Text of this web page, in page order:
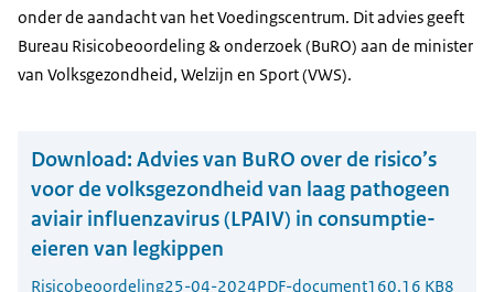
onder de aandacht van het Voedingscentrum. Dit advies geeft
Bureau Risicobeoordeling & onderzoek (BuRO) aan de minister
van Volksgezondheid, Welzijn en Sport (VWS).
Download: Advies van BuRO over de risico’s
voor de volksgezondheid van laag pathogeen
aviair influenzavirus (LPAIV) in consumptie-
eieren van legkippen
Risicobeoordeling25-04-2024PDF-document160.16 KB8